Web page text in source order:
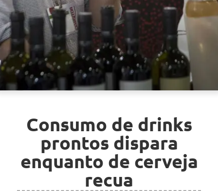
Consumo de drinks
prontos dispara
enquanto de cerveja
recua